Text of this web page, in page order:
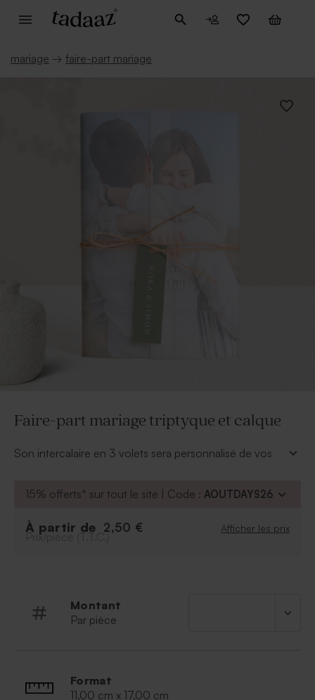
mariage → faire-part mariage
Faire-part mariage triptyque et calque
Son intercalaire en 3 volets sera personnalisé de vos
À personnaliser:
Texte et photo
À retenir
15% offerts* sur tout le site | Code : AOUTDAYS26
À partir de 2,50 € Afficher les prix
Prix/pièce (T.T.C.)
Montant
Par pièce
Format
11,00 cm x 17,00 cm